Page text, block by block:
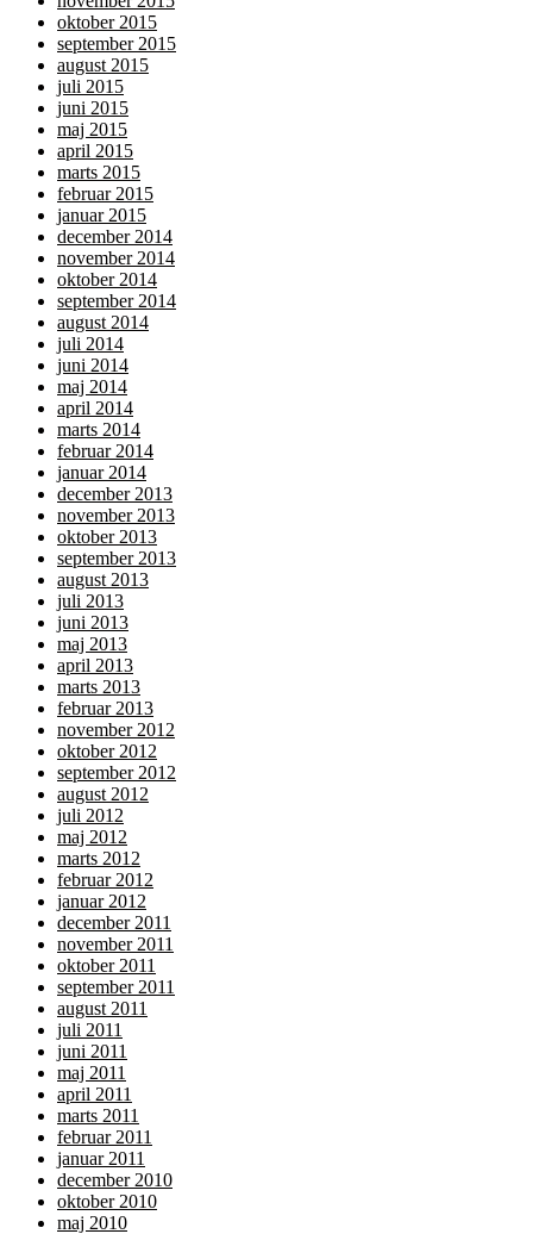
oktober 2015
september 2015
august 2015
juli 2015
juni 2015
maj 2015
april 2015
marts 2015
februar 2015
januar 2015
december 2014
november 2014
oktober 2014
september 2014
august 2014
juli 2014
juni 2014
maj 2014
april 2014
marts 2014
februar 2014
januar 2014
december 2013
november 2013
oktober 2013
september 2013
august 2013
juli 2013
juni 2013
maj 2013
april 2013
marts 2013
februar 2013
november 2012
oktober 2012
september 2012
august 2012
juli 2012
maj 2012
marts 2012
februar 2012
januar 2012
december 2011
november 2011
oktober 2011
september 2011
august 2011
juli 2011
juni 2011
maj 2011
april 2011
marts 2011
februar 2011
januar 2011
december 2010
oktober 2010
maj 2010